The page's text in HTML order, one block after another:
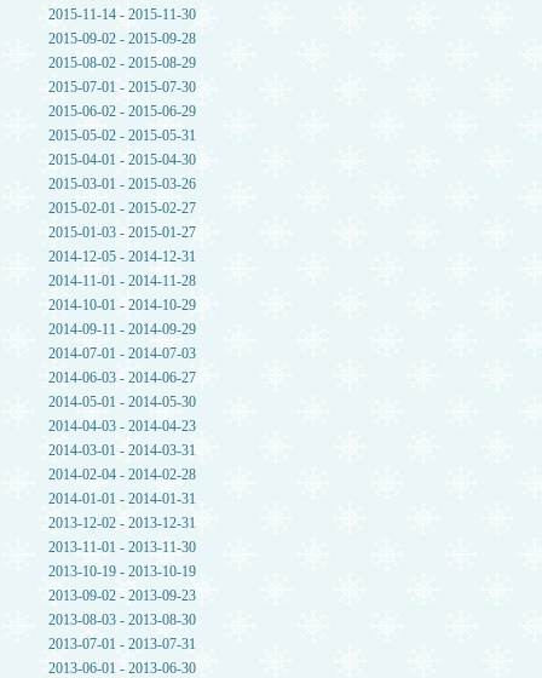
2015-11-14 - 2015-11-30
2015-09-02 - 2015-09-28
2015-08-02 - 2015-08-29
2015-07-01 - 2015-07-30
2015-06-02 - 2015-06-29
2015-05-02 - 2015-05-31
2015-04-01 - 2015-04-30
2015-03-01 - 2015-03-26
2015-02-01 - 2015-02-27
2015-01-03 - 2015-01-27
2014-12-05 - 2014-12-31
2014-11-01 - 2014-11-28
2014-10-01 - 2014-10-29
2014-09-11 - 2014-09-29
2014-07-01 - 2014-07-03
2014-06-03 - 2014-06-27
2014-05-01 - 2014-05-30
2014-04-03 - 2014-04-23
2014-03-01 - 2014-03-31
2014-02-04 - 2014-02-28
2014-01-01 - 2014-01-31
2013-12-02 - 2013-12-31
2013-11-01 - 2013-11-30
2013-10-19 - 2013-10-19
2013-09-02 - 2013-09-23
2013-08-03 - 2013-08-30
2013-07-01 - 2013-07-31
2013-06-01 - 2013-06-30